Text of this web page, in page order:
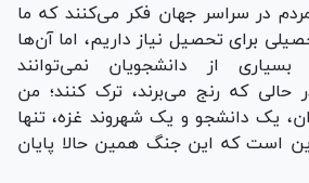
در سراسر جهان فکر می‌کنند که ما
برای تحصیل نیاز داریم، اما آن‌ها
از دانشجویان نمی‌توانند
حالی که رنج می‌برند، ترک کنند؛ من
یک دانشجو و یک شهروند غزه، تنها
است که این جنگ همین حالا پایان